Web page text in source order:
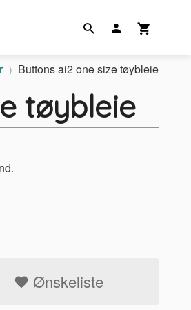
Buttons ai2 one size tøybleie
tøybleie
Ønskeliste